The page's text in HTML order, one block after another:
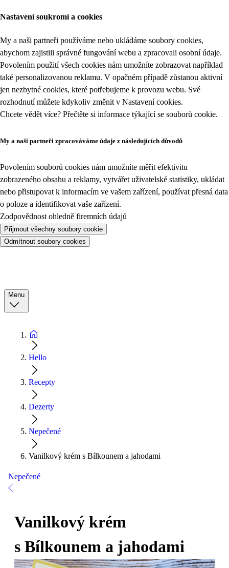
Nastavení soukromí a cookies
My a naši partneři používáme nebo ukládáme soubory cookies,
abychom zajistili správné fungování webu a zpracovali osobní údaje.
Povolením použití všech cookies nám umožníte zobrazovat například
také personalizovanou reklamu. V opačném případě zůstanou aktivní
jen nezbytné cookies, které potřebujeme k provozu webu. Své
rozhodnutí můžete kdykoliv změnit v Nastavení cookies.
Chcete vědět více? Přečtěte si informace týkající se souborů cookie.
My a naši partneři zpracováváme údaje z následujících důvodů
Povolením souborů cookies nám umožníte měřit efektivitu
zobrazeného obsahu a reklamy, vytvářet uživatelské statistiky, ukládat
nebo přistupovat k informacím ve vašem zařízení, používat přesná data
o poloze a identifikovat vaše zařízení.
Zodpovědnost ohledně firemních údajů
Přijmout všechny soubory cookie
Odmítnout soubory cookies
Menu
Hello
Recepty
Dezerty
Nepečené
Vanilkový krém s Bílkounem a jahodami
Nepečené
Vanilkový krém
s Bílkounem a jahodami